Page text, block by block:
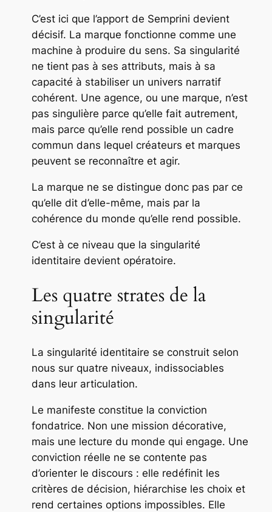
C’est ici que l’apport de Semprini devient
décisif. La marque fonctionne comme une
machine à produire du sens. Sa singularité
ne tient pas à ses attributs, mais à sa
capacité à stabiliser un univers narratif
cohérent. Une agence, ou une marque, n’est
pas singulière parce qu’elle fait autrement,
mais parce qu’elle rend possible un cadre
commun dans lequel créateurs et marques
peuvent se reconnaître et agir.
La marque ne se distingue donc pas par ce
qu’elle dit d’elle-même, mais par la
cohérence du monde qu’elle rend possible.
C’est à ce niveau que la singularité
identitaire devient opératoire.
Les quatre strates de la
singularité
La singularité identitaire se construit selon
nous sur quatre niveaux, indissociables
dans leur articulation.
Le manifeste constitue la conviction
fondatrice. Non une mission décorative,
mais une lecture du monde qui engage. Une
conviction réelle ne se contente pas
d’orienter le discours : elle redéfinit les
critères de décision, hiérarchise les choix et
rend certaines options impossibles. Elle